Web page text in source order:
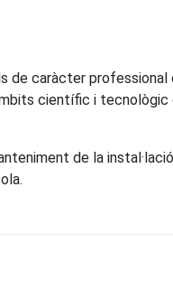
de caràcter
científic i tecnològic
de la